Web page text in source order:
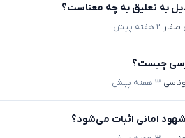
به تعلیق به چه معناست؟
۲ هفته پیش
چیست؟
۳ هفته پیش
امانی اثبات می‌شود؟